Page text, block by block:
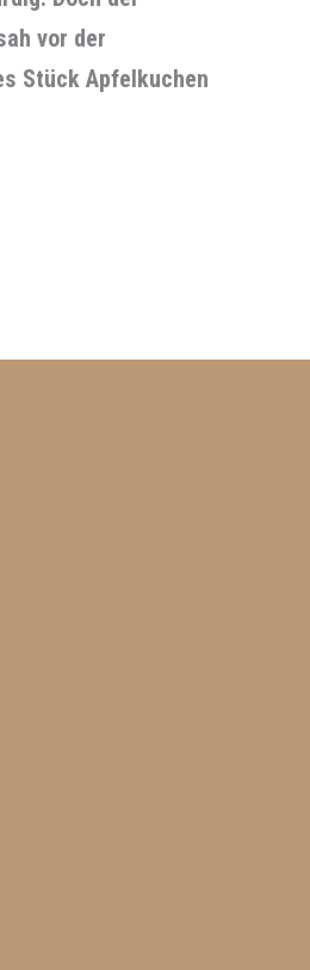
vor der
Stück Apfelkuchen